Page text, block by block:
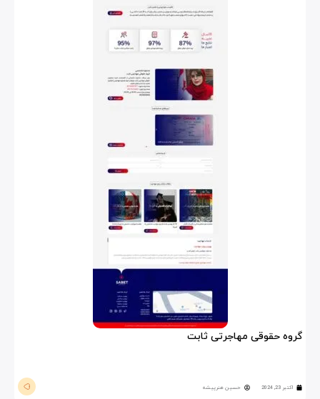
گروه حقوقی مهاجرتی ثابت
اکتبر 23, 2024 حسین هنرپیشه